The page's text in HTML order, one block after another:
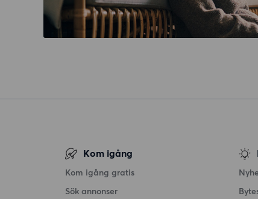
Kom igång
Kom igång gratis
Sök annonser